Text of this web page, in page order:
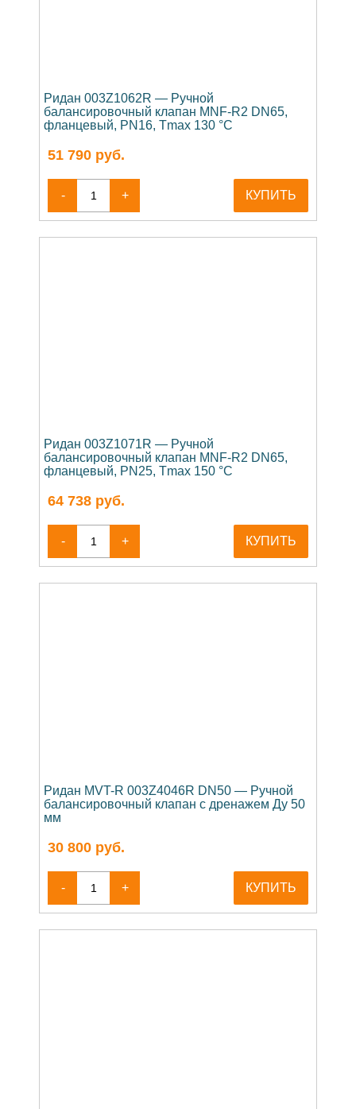
Ридан 003Z1062R — Ручной
балансировочный клапан MNF-R2 DN65,
фланцевый, PN16, Tmax 130 °C
51 790 руб.
- + КУПИТЬ
Ридан 003Z1071R — Ручной
балансировочный клапан MNF-R2 DN65,
фланцевый, PN25, Tmax 150 °C
64 738 руб.
- + КУПИТЬ
Ридан MVT-R 003Z4046R DN50 — Ручной
балансировочный клапан с дренажем Ду 50
мм
30 800 руб.
- + КУПИТЬ